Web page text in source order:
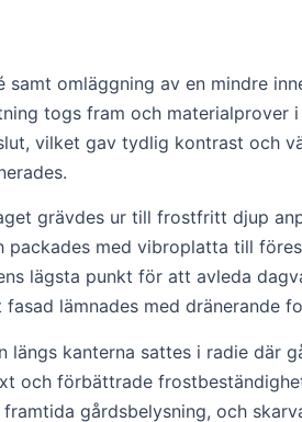
omläggning av en mindre
togs fram och materialprover
vilket gav tydlig kontrast och
grävdes ur till frostfritt djup
med vibroplatta till
lägsta punkt för att avleda
lämnades med dränerande
kanterna sattes i radie
och förbättrade
gårdsbelysning, och